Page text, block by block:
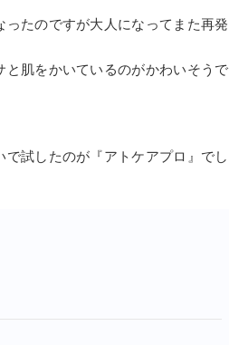
たのですが大人になってまた再発
肌をかいているのがかわいそうで
試したのが『アトケアプロ』でし